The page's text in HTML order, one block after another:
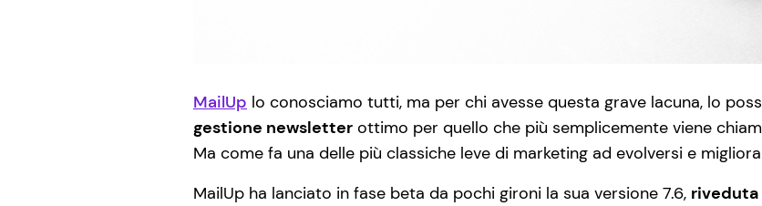
MailUp lo conosciamo tutti, ma per chi avesse questa grave lacuna, lo
gestione newsletter ottimo per quello che più semplicemente viene
Ma come fa una delle più classiche leve di marketing ad evolversi e
MailUp ha lanciato in fase beta da pochi gironi la sua versione 7.6,